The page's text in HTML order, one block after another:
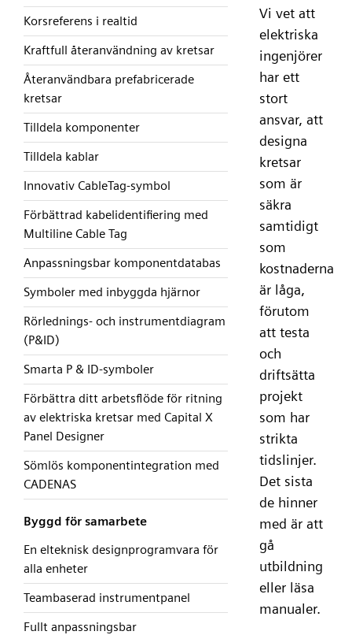
Korsreferens i realtid
Kraftfull återanvändning av kretsar
Återanvändbara prefabricerade
kretsar
Tilldela komponenter
Tilldela kablar
Innovativ CableTag-symbol
Förbättrad kabelidentifiering med
Multiline Cable Tag
Anpassningsbar komponentdatabas
Symboler med inbyggda hjärnor
Rörlednings- och instrumentdiagram
(P&ID)
Smarta P & ID-symboler
Förbättra ditt arbetsflöde för ritning
av elektriska kretsar med Capital X
Panel Designer
Sömlös komponentintegration med
CADENAS
Byggd för samarbete
En elteknisk designprogramvara för
alla enheter
Teambaserad instrumentpanel
Fullt anpassningsbar
Vi vet att
elektriska
ingenjörer
har ett
stort
ansvar, att
designa
kretsar
som är
säkra
samtidigt
som
kostnaderna
är låga,
förutom
att testa
och
driftsätta
projekt
som har
strikta
tidslinjer.
Det sista
de hinner
med är att
gå
utbildning
eller läsa
manualer.